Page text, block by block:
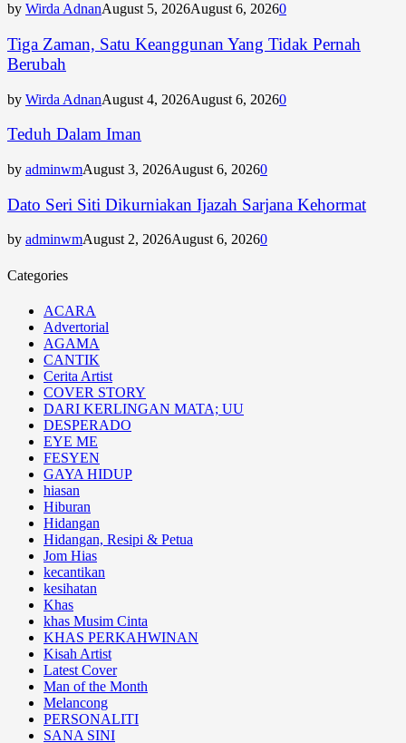
by Wirda AdnanAugust 5, 2026August 6, 20260
Tiga Zaman, Satu Keanggunan Yang Tidak Pernah
Berubah
by Wirda AdnanAugust 4, 2026August 6, 20260
Teduh Dalam Iman
by adminwmAugust 3, 2026August 6, 20260
Dato Seri Siti Dikurniakan Ijazah Sarjana Kehormat
by adminwmAugust 2, 2026August 6, 20260
Categories
ACARA
Advertorial
AGAMA
CANTIK
Cerita Artist
COVER STORY
DARI KERLINGAN MATA; UU
DESPERADO
EYE ME
FESYEN
GAYA HIDUP
hiasan
Hiburan
Hidangan
Hidangan, Resipi & Petua
Jom Hias
kecantikan
kesihatan
Khas
khas Musim Cinta
KHAS PERKAHWINAN
Kisah Artist
Latest Cover
Man of the Month
Melancong
PERSONALITI
SANA SINI